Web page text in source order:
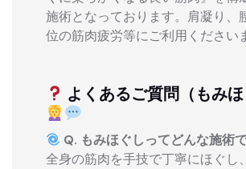
施術となっております。肩凝り、
位の筋肉疲労等にご利用ください
よくあるご質問（もみほ
Q. もみほぐしってどんな施術
全身の筋肉を手技で丁寧にほぐし